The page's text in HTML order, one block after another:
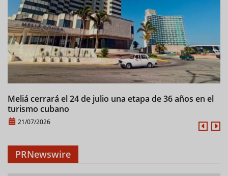
Meliá cerrará el 24 de julio una etapa de 36 años en el
turismo cubano
21/07/2026
PRNewswire